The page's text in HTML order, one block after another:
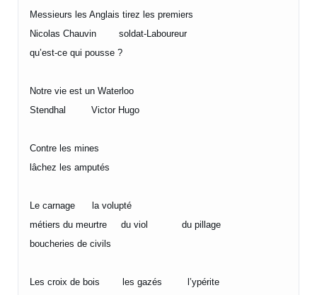
Messieurs les Anglais tirez les premiers
Nicolas Chauvin soldat-Laboureur
qu’est-ce qui pousse ?
Notre vie est un Waterloo
Stendhal Victor Hugo
Contre les mines
lâchez les amputés
Le carnage la volupté
métiers du meurtre du viol du pillage
boucheries de civils
Les croix de bois les gazés l’ypérite